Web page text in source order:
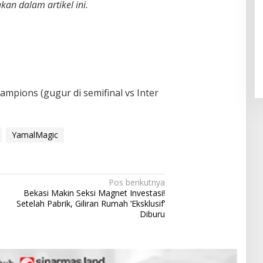
dalam artikel ini.
(gugur di semifinal vs Inter
YamalMagic
Pos berikutnya
Bekasi Makin Seksi Magnet Investasi!
Setelah Pabrik, Giliran Rumah ‘Eksklusif’
Diburu